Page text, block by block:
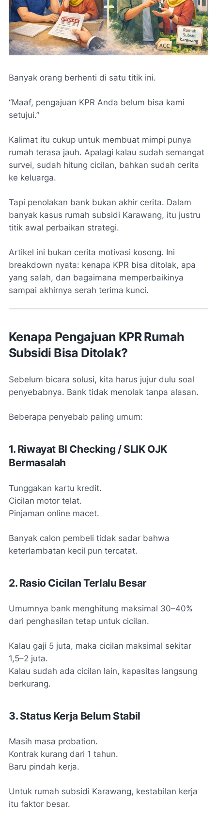
Banyak orang berhenti di satu titik ini.
“Maaf, pengajuan KPR Anda belum bisa kami
setujui.”
Kalimat itu cukup untuk membuat mimpi punya
rumah terasa jauh. Apalagi kalau sudah semangat
survei, sudah hitung cicilan, bahkan sudah cerita
ke keluarga.
Tapi penolakan bank bukan akhir cerita. Dalam
banyak kasus rumah subsidi Karawang, itu justru
titik awal perbaikan strategi.
Artikel ini bukan cerita motivasi kosong. Ini
breakdown nyata: kenapa KPR bisa ditolak, apa
yang salah, dan bagaimana memperbaikinya
sampai akhirnya serah terima kunci.
Kenapa Pengajuan KPR Rumah
Subsidi Bisa Ditolak?
Sebelum bicara solusi, kita harus jujur dulu soal
penyebabnya. Bank tidak menolak tanpa alasan.
Beberapa penyebab paling umum:
1. Riwayat BI Checking / SLIK OJK
Bermasalah
Tunggakan kartu kredit.
Cicilan motor telat.
Pinjaman online macet.
Banyak calon pembeli tidak sadar bahwa
keterlambatan kecil pun tercatat.
2. Rasio Cicilan Terlalu Besar
Umumnya bank menghitung maksimal 30–40%
dari penghasilan tetap untuk cicilan.
Kalau gaji 5 juta, maka cicilan maksimal sekitar
1,5–2 juta.
Kalau sudah ada cicilan lain, kapasitas langsung
berkurang.
3. Status Kerja Belum Stabil
Masih masa probation.
Kontrak kurang dari 1 tahun.
Baru pindah kerja.
Untuk rumah subsidi Karawang, kestabilan kerja
itu faktor besar.